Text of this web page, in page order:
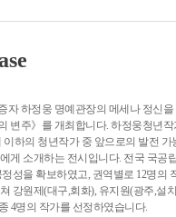
자 하정웅 명예관장의 메세나 정신
변주》를 개최합니다. 하정웅청년
이하의 청년작가 중 앞으로의 발전
게 소개하는 전시입니다. 전국 국공
성을 확보하였고, 권역별로 12명의
강원제(대구,회화), 유지원(광주,설
4명의 작가를 선정하였습니다.